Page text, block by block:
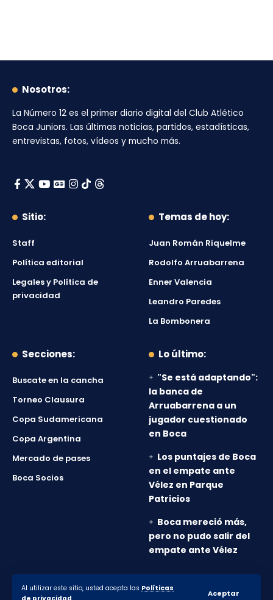
Al utilizar este sitio, usted acepta las Políticas
Aceptar
Nosotros:
La Número 12 es el primer diario digital del Club Atlético
Boca Juniors. Las últimas noticias, partidos, estadísticas,
entrevistas, fotos, vídeos y mucho más.
Sitio:
Staff
Política editorial
Legales y Política de
privacidad
Temas de hoy:
Juan Román Riquelme
Rodolfo Arruabarrena
Enner Valencia
Leandro Paredes
La Bombonera
Secciones:
Buscate en la cancha
Torneo Clausura
Copa Sudamericana
Copa Argentina
Mercado de pases
Boca Socios
Lo último:
"Se está adaptando":
la banca de
Arruabarrena a un
jugador cuestionado
en Boca
Los puntajes de Boca
en el empate ante
Vélez en Parque
Patricios
Boca mereció más,
pero no pudo salir del
empate ante Vélez
© 2010-2026 Lanumero12.com.ar - Todos los derechos